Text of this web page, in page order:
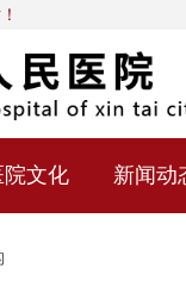
院文化 新闻动